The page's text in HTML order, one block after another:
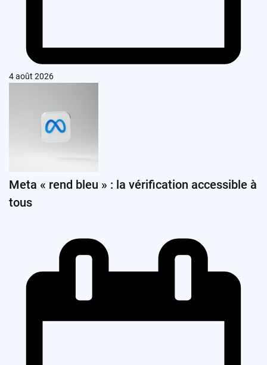
4 août 2026
Meta « rend bleu » : la vérification accessible à
tous